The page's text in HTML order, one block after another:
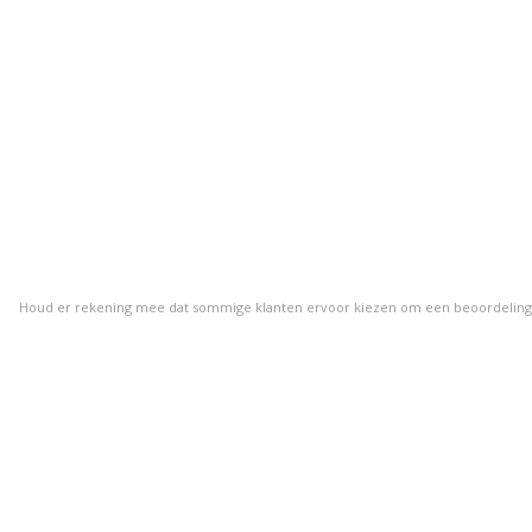
Houd er rekening mee dat sommige klanten ervoor kiezen om een